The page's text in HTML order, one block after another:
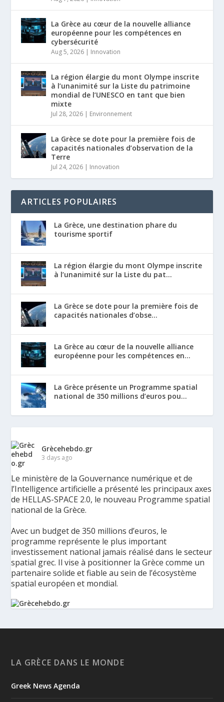
La Grèce au cœur de la nouvelle alliance
européenne pour les compétences en
cybersécurité
Aug 5, 2026 | Innovation
La région élargie du mont Olympe inscrite
à l’unanimité sur la Liste du patrimoine
mondial de l’UNESCO en tant que bien
mixte
Jul 28, 2026 | Environnement
La Grèce se dote pour la première fois de
capacités nationales d’observation de la
Terre
Jul 24, 2026 | Innovation
ARTICLES POPULAIRES
La Grèce, une destination phare du
tourisme sportif
La région élargie du mont Olympe inscrite
à l’unanimité sur la Liste du pat...
La Grèce se dote pour la première fois de
capacités nationales d’obse...
La Grèce au cœur de la nouvelle alliance
européenne pour les compétences en...
La Grèce présente un Programme spatial
national de 350 millions d’euros pou...
Grècehebdo.gr
3 days ago
Le ministère de la Gouvernance numérique et de
l’Intelligence artificielle a présenté les principaux axes
de HELLAS-SPACE 2.0, le nouveau Programme spatial
national de la Grèce.
Avec un budget de 350 millions d’euros, le
programme représente le plus important
investissement national jamais réalisé dans le secteur
spatial grec. Il vise à positionner la Grèce comme un
partenaire solide et fiable au sein de l’écosystème
spatial européen et mondial.
350 millions d’euros pour renforcer la sécurité,
l’Intelligence artificielle a présenté les principaux axes de
la Grèce, une initiative de 350 millions d’euros destinée à
LA GRÈCE DANS LE MONDE
Greek News Agenda